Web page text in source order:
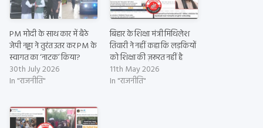
PM मोदी के साथ कार में बैठे
जेपी नड्डा ने तुरंत उतर कर PM के
स्वागत का ‘नाटक’ किया?
30th July 2026
In "राजनीति"
बिहार के शिक्षा मंत्री मिथिलेश
तिवारी ने नहीं कहा कि लड़कियों
को शिक्षा की ज़रूरत नहीं है
11th May 2026
In "राजनीति"